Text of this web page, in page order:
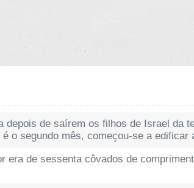
depois de saírem os filhos de Israel da
o segundo mês, começou-se a edificar
era de sessenta côvados de